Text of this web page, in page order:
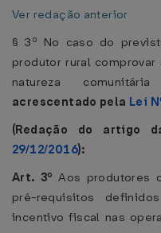
Ver redação anterior
§ 3º No caso do
produtor rural
natureza
acrescentado pela Lei
(Redação do artigo
29/12/2016):
Art. 3º Aos produtores
pré-requisitos
incentivo fiscal nas